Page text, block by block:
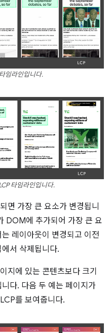
임라인입니다.
타임라인입니다.
면 가장 큰 요소가 변경됩니
DOM에 추가되어 가장 큰 요
레이아웃이 변경되고 이전
서 삭제됩니다.
지에 있는 콘텐츠보다 크기
다. 다음 두 예는 페이지가
를 보여줍니다.